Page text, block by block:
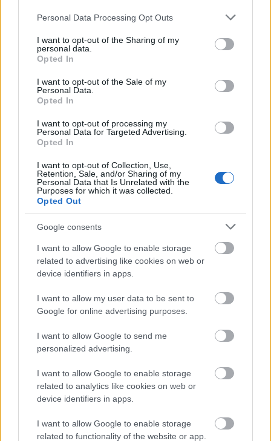
Please note that this website/app uses one or more Google
not limited to your visit or usage behaviour. You may click to
grant or deny consent to Google and its third-party tags to
use your data for below specified purposes in below Google
consent section.
Personal Data Processing Opt Outs
I want to opt-out of the Sharing of my
personal data.
Opted In
I want to opt-out of the Sale of my
Personal Data.
Opted In
I want to opt-out of processing my
Personal Data for Targeted Advertising.
Opted In
I want to opt-out of Collection, Use,
Retention, Sale, and/or Sharing of my
Personal Data that Is Unrelated with the
Purposes for which it was collected.
Opted Out
Google consents
I want to allow Google to enable storage
related to advertising like cookies on web or
device identifiers in apps.
I want to allow my user data to be sent to
Google for online advertising purposes.
I want to allow Google to send me
personalized advertising.
I want to allow Google to enable storage
related to analytics like cookies on web or
device identifiers in apps.
I want to allow Google to enable storage
related to functionality of the website or app.
Első hazai díját 1964-ben szerezte meg,
nemzetközi kiállításokon bemutatott
műveiért.
pályázat útján jutott: a Gödöllői
Agráregyetem falát egy 20 négyzetméteres
washingtoni magyar követségre készítette, a
harmadik egy hatalmas kerámiafal, amely a
sejt címmel.
Kísérletező egyéniség volt. Saját készítésű
színes agyagokkal és ezekbe beleszívódó
mázakkal dolgozott, magas hőfokú
gázkemencében égette ki az anyagokat.
díjjal ismerték el, 1975-ben kapta meg az
érdemes művész címet.